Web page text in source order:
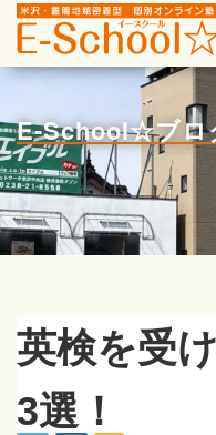
E-School☆ブロ
英検を受
3選！